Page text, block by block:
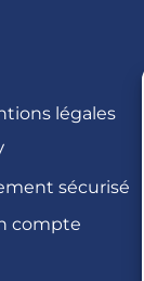
légales
sécurisé
compte